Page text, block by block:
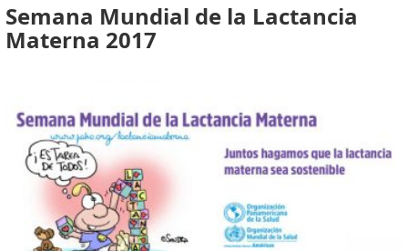
Semana Mundial de la Lactancia
Materna 2017